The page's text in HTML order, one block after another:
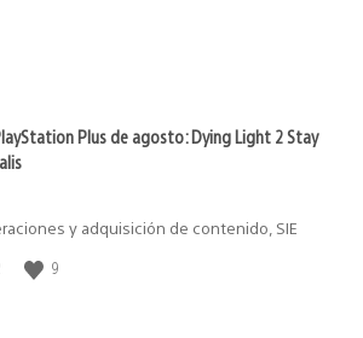
Plus de agosto: Dying Light 2 Stay
y adquisición de contenido, SIE
9